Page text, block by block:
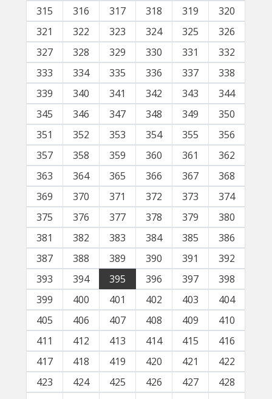
315
316 317 318 319
320
321
322 323 324 325
326
327
328 329 330 331
332
333
334 335 336 337
338
339
340 341 342 343
344
345
346 347 348 349
350
351
352 353 354 355
356
357
358 359 360 361
362
363
364 365 366 367
368
369
370 371 372 373
374
375
376 377 378 379
380
381
382 383 384 385
386
387
388 389 390 391
392
393
394 395 396 397
398
399
400 401 402 403
404
405
406 407 408 409
410
411
412 413 414 415
416
417
418 419 420 421
422
423
424 425 426 427
428